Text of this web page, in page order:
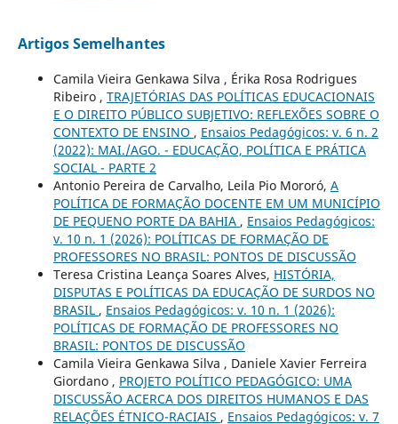
Artigos Semelhantes
Camila Vieira Genkawa Silva , Érika Rosa Rodrigues
Ribeiro , TRAJETÓRIAS DAS POLÍTICAS EDUCACIONAIS
E O DIREITO PÚBLICO SUBJETIVO: REFLEXÕES SOBRE O
CONTEXTO DE ENSINO , Ensaios Pedagógicos: v. 6 n. 2
(2022): MAI./AGO. - EDUCAÇÃO, POLÍTICA E PRÁTICA
SOCIAL - PARTE 2
Antonio Pereira de Carvalho, Leila Pio Mororó, A
POLÍTICA DE FORMAÇÃO DOCENTE EM UM MUNICÍPIO
DE PEQUENO PORTE DA BAHIA , Ensaios Pedagógicos:
v. 10 n. 1 (2026): POLÍTICAS DE FORMAÇÃO DE
PROFESSORES NO BRASIL: PONTOS DE DISCUSSÃO
Teresa Cristina Leança Soares Alves, HISTÓRIA,
DISPUTAS E POLÍTICAS DA EDUCAÇÃO DE SURDOS NO
BRASIL , Ensaios Pedagógicos: v. 10 n. 1 (2026):
POLÍTICAS DE FORMAÇÃO DE PROFESSORES NO
BRASIL: PONTOS DE DISCUSSÃO
Camila Vieira Genkawa Silva , Daniele Xavier Ferreira
Giordano , PROJETO POLÍTICO PEDAGÓGICO: UMA
DISCUSSÃO ACERCA DOS DIREITOS HUMANOS E DAS
RELAÇÕES ÉTNICO-RACIAIS , Ensaios Pedagógicos: v. 7